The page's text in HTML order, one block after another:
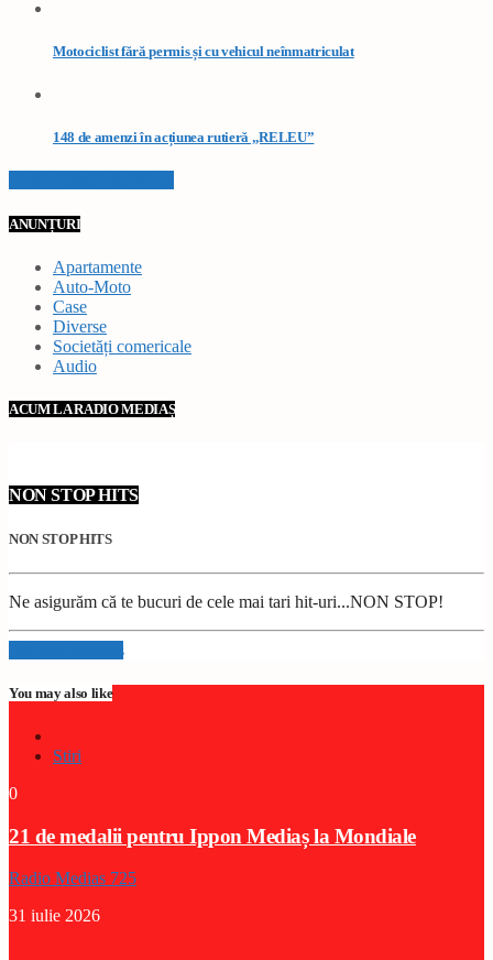
Motociclist fără permis și cu vehicul neînmatriculat
148 de amenzi în acțiunea rutieră „RELEU”
ANUNȚURI
Apartamente
Auto-Moto
Case
Diverse
Societăți comericale
Audio
ACUM LA RADIO MEDIAȘ
NON STOP HITS
NON STOP HITS
Ne asigurăm că te bucuri de cele mai tari hit-uri...NON STOP!
Info and episodes
You may also like
Stiri
0
21 de medalii pentru Ippon Mediaș la Mondiale
Radio Medias 725
31 iulie 2026